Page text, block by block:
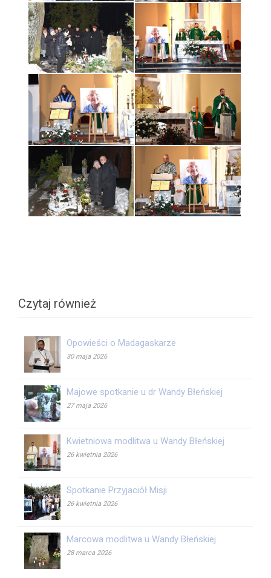
Czytaj również
Opowieści o Madagaskarze
30 maja 2026
Majowe spotkanie u dr Wandy Błeńskiej
27 maja 2026
Kwietniowa modlitwa u Wandy Błeńskiej
26 kwietnia 2026
Spotkanie Przyjaciół Misji
26 kwietnia 2026
Marcowa modlitwa u Wandy Błeńskiej
28 marca 2026